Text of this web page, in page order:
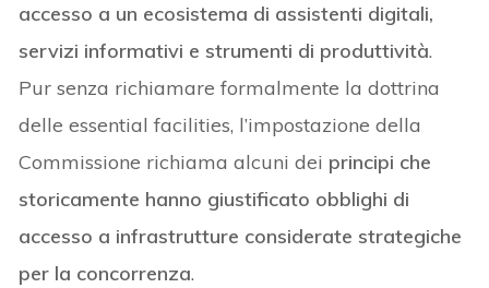
accesso a un ecosistema di assistenti digitali,
servizi informativi e strumenti di produttività.
Pur senza richiamare formalmente la dottrina
delle essential facilities, l’impostazione della
Commissione richiama alcuni dei principi che
storicamente hanno giustificato obblighi di
accesso a infrastrutture considerate strategiche
per la concorrenza.